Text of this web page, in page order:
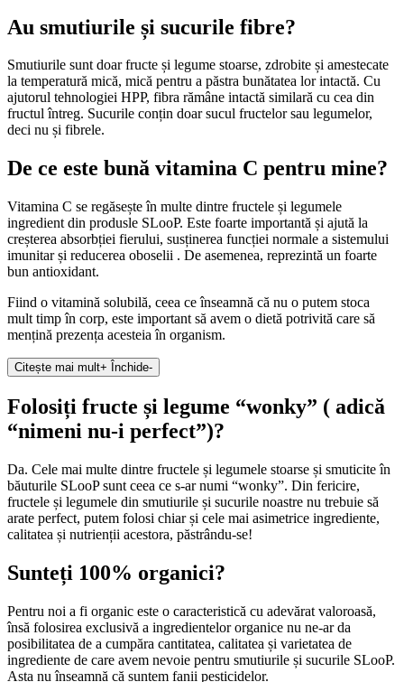
Au smutiurile și sucurile fibre?
Smutiurile sunt doar fructe și legume stoarse, zdrobite și amestecate
la temperatură mică, mică pentru a păstra bunătatea lor intactă. Cu
ajutorul tehnologiei HPP, fibra rămâne intactă similară cu cea din
fructul întreg. Sucurile conțin doar sucul fructelor sau legumelor,
deci nu și fibrele.
De ce este bună vitamina C pentru mine?
Vitamina C se regăsește în multe dintre fructele și legumele
ingredient din produsle SLooP. Este foarte importantă și ajută la
creșterea absorbției fierului, susținerea funcției normale a sistemului
imunitar și reducerea oboselii . De asemenea, reprezintă un foarte
bun antioxidant.
Fiind o vitamină solubilă, ceea ce înseamnă că nu o putem stoca
mult timp în corp, este important să avem o dietă potrivită care să
mențină prezența acesteia în organism.
Citește mai mult+ Închide-
Folosiți fructe și legume “wonky” ( adică
“nimeni nu-i perfect”)?
Da. Cele mai multe dintre fructele și legumele stoarse și smuticite în
băuturile SLooP sunt ceea ce s-ar numi “wonky”. Din fericire,
fructele și legumele din smutiurile și sucurile noastre nu trebuie să
arate perfect, putem folosi chiar și cele mai asimetrice ingrediente,
calitatea și nutrienții acestora, păstrându-se!
Sunteți 100% organici?
Pentru noi a fi organic este o caracteristică cu adevărat valoroasă,
însă folosirea exclusivă a ingredientelor organice nu ne-ar da
posibilitatea de a cumpăra cantitatea, calitatea și varietatea de
ingrediente de care avem nevoie pentru smutiurile și sucurile SLooP.
Asta nu înseamnă că suntem fanii pesticidelor.